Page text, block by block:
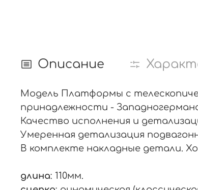
Описание
Модель Платформы с
принадлежности -
Качество исполнения и
Умеренная детализация
В комплекте накладные детали.
длина: 110мм.